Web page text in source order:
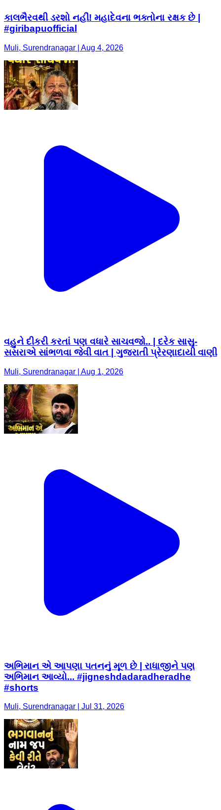
કાલભૈરવથી ડરશો નહીં! મહાદેવના ભક્તોના રક્ષક છે |
#giribapuofficial
Muli, Surendranagar | Aug 4, 2026
વહુને દીકરી કરતાં પણ વધારે સાચવજો.. | દરેક સાસુ-
સસરાએ સાંભળવા જેવી વાત | ગુજરાતી પ્રેરણાદાયી વાણી
Muli, Surendranagar | Aug 1, 2026
અભિમાન એ આપણા પતનનું મૂળ છે | રાધાજીને પણ
અભિમાન આવ્યો... #jigneshdadaradheradhe
#shorts
Muli, Surendranagar | Jul 31, 2026